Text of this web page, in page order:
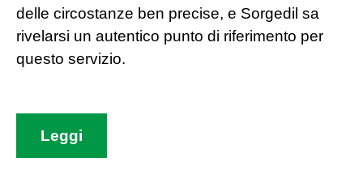
delle circostanze ben precise, e Sorgedil sa
rivelarsi un autentico punto di riferimento per
questo servizio.
Leggi